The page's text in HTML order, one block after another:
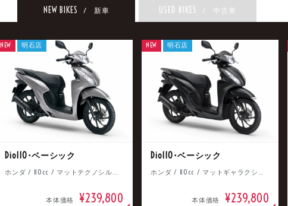
NEW BIKES / 新車 USED BIKES / 中古車
Dio110･ベーシック
ホンダ / 110cc / マットテクノシルバーメタリック
本体価格 ¥239,800
NEW 明石店
Dio110･ベーシック
ホンダ / 110cc / マットギャラクシーブラックメタリック
本体価格 ¥239,800
NEW 明石店